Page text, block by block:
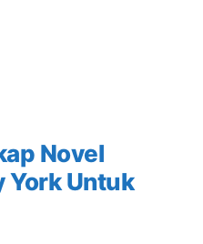
Novel
York Untuk